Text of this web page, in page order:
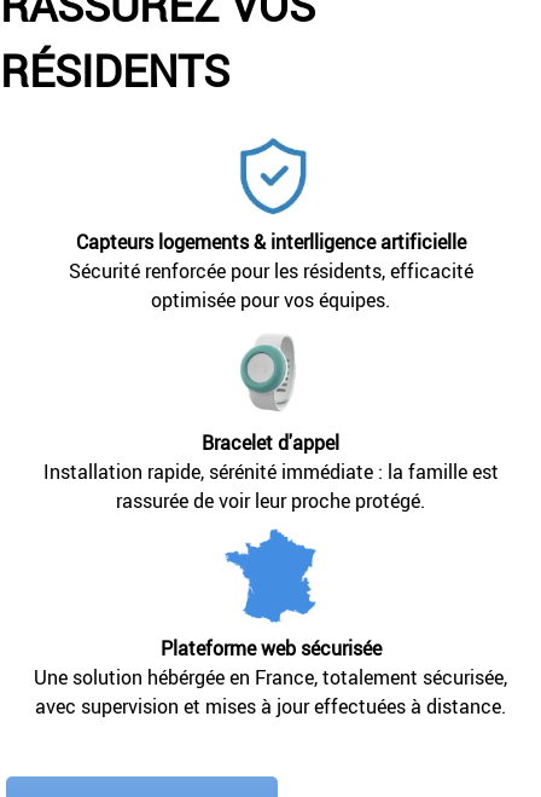
RÉSIDENTS
Capteurs logements & interlligence artificielle
Sécurité renforcée pour les résidents, efficacité
optimisée pour vos équipes.
Bracelet d'appel
Installation rapide, sérénité immédiate : la famille est
rassurée de voir leur proche protégé.
Plateforme web sécurisée
Une solution hébérgée en France, totalement sécurisée,
avec supervision et mises à jour effectuées à distance.